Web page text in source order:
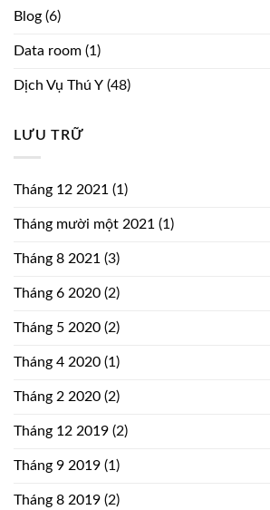
Blog (6)
Data room (1)
Dịch Vụ Thú Y (48)
LƯU TRỮ
Tháng 12 2021 (1)
Tháng mười một 2021 (1)
Tháng 8 2021 (3)
Tháng 6 2020 (2)
Tháng 5 2020 (2)
Tháng 4 2020 (1)
Tháng 2 2020 (2)
Tháng 12 2019 (2)
Tháng 9 2019 (1)
Tháng 8 2019 (2)